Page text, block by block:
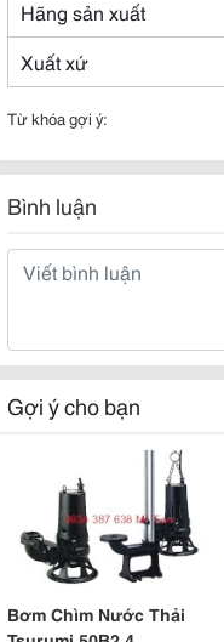
Hãng sản xuất
Xuất xứ
Từ khóa gợi ý:
Bình luận
Gợi ý cho bạn
Bơm Chìm Nước Thải